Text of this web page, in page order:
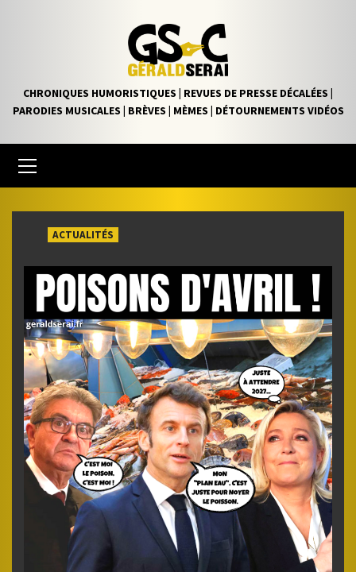
CHRONIQUES HUMORISTIQUES | REVUES DE PRESSE DÉCALÉES |
PARODIES MUSICALES | BRÈVES | MÈMES | DÉTOURNEMENTS VIDÉOS
Menu
ACTUALITÉS